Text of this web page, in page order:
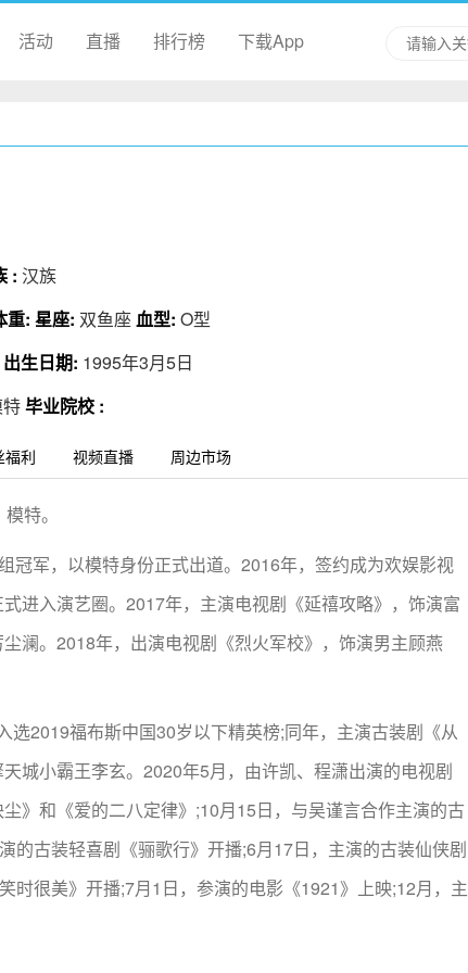
活动 直播 排行榜 下载App
: 汉族
重: 星座: 双鱼座血型: O型
出生日期: 1995年3月5日
毕业院校 :
福利 视频直播 周边市场
特。
冠军，以模特身份正式出道。2016年，签约成为欢娱影视
进入演艺圈。2017年，主演电视剧《延禧攻略》，饰演富
澜。2018年，出演电视剧《烈火军校》，饰演男主顾燕
2019福布斯中国30岁以下精英榜;同年，主演古装剧《从
城小霸王李玄。2020年5月，由许凯、程潇出演的电视剧
》和《爱的二八定律》;10月15日，与吴谨言合作主演的古
的古装轻喜剧《骊歌行》开播;6月17日，主演的古装仙侠剧
时很美》开播;7月1日，参演的电影《1921》上映;12月，主